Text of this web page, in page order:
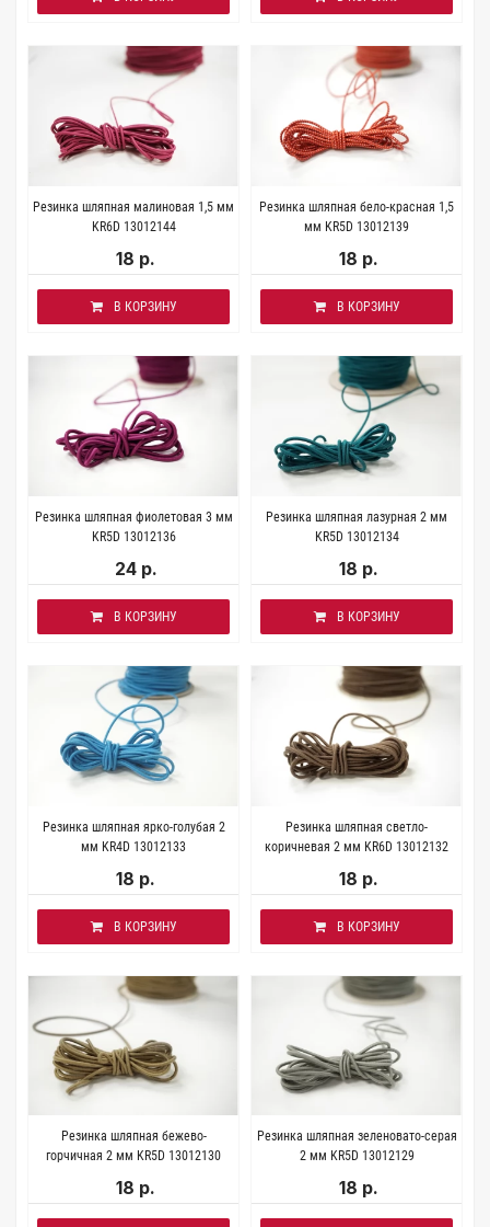
Резинка шляпная малиновая 1,5 мм
KR6D 13012144
18 р.
В КОРЗИНУ
Резинка шляпная бело-красная 1,5
мм KR5D 13012139
18 р.
В КОРЗИНУ
Резинка шляпная фиолетовая 3 мм
KR5D 13012136
24 р.
В КОРЗИНУ
Резинка шляпная лазурная 2 мм
KR5D 13012134
18 р.
В КОРЗИНУ
Резинка шляпная ярко-голубая 2
мм KR4D 13012133
18 р.
В КОРЗИНУ
Резинка шляпная светло-
коричневая 2 мм KR6D 13012132
18 р.
В КОРЗИНУ
Резинка шляпная бежево-
горчичная 2 мм KR5D 13012130
18 р.
Резинка шляпная зеленовато-серая
2 мм KR5D 13012129
18 р.